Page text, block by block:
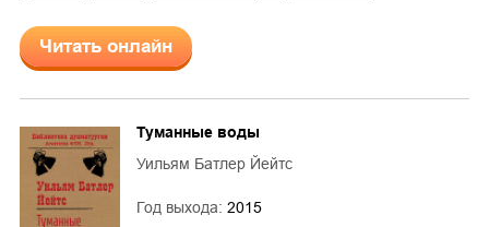
Читать онлайн
Туманные воды
Уильям Батлер Йейтс
Год выхода: 2015